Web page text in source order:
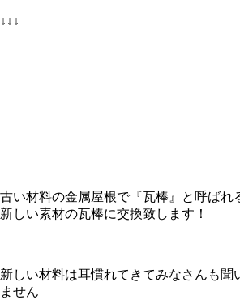
↓↓↓
古い材料の金属屋根で『瓦棒』と呼ばれ
新しい素材の瓦棒に交換致します！
新しい材料は耳慣れてきてみなさんも聞
ません